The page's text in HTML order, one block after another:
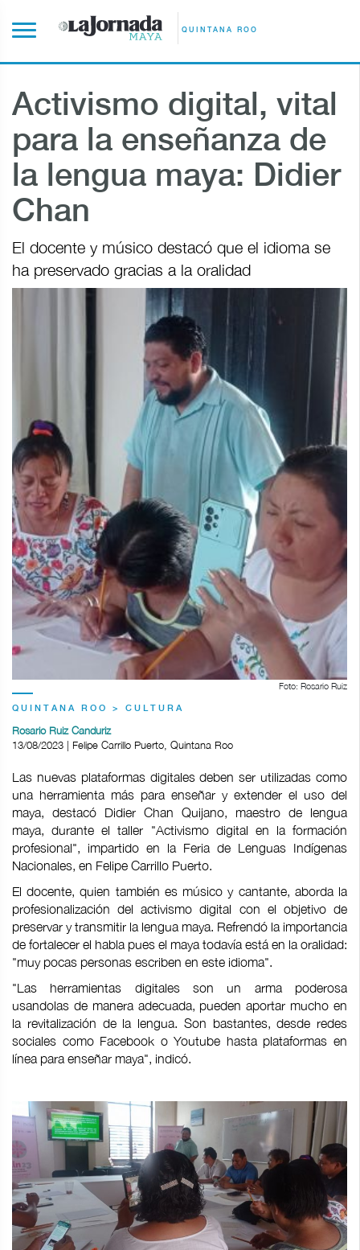
QUINTANA ROO
Activismo digital, vital
para la enseñanza de
la lengua maya: Didier
Chan
El docente y músico destacó que el idioma se
ha preservado gracias a la oralidad
Foto: Rosario Ruiz
QUINTANA ROO > CULTURA
Rosario Ruiz Canduriz
13/08/2023 | Felipe Carrillo Puerto, Quintana Roo
Las nuevas plataformas digitales deben ser utilizadas como
una herramienta más para enseñar y extender el uso del
maya, destacó Didier Chan Quijano, maestro de lengua
maya, durante el taller "Activismo digital en la formación
profesional", impartido en la Feria de Lenguas Indígenas
Nacionales, en Felipe Carrillo Puerto.
El docente, quien también es músico y cantante, aborda la
profesionalización del activismo digital con el objetivo de
preservar y transmitir la lengua maya. Refrendó la importancia
de fortalecer el habla pues el maya todavía está en la oralidad:
"muy pocas personas escriben en este idioma".
"Las herramientas digitales son un arma poderosa
usandolas de manera adecuada, pueden aportar mucho en
la revitalización de la lengua. Son bastantes, desde redes
sociales como Facebook o Youtube hasta plataformas en
línea para enseñar maya", indicó.